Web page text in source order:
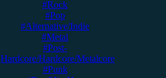
#Rock
#Pop
#Alternative/Indie
#Metal
#Post-
Hardcore/Hardcore/Metalcore
#Punk